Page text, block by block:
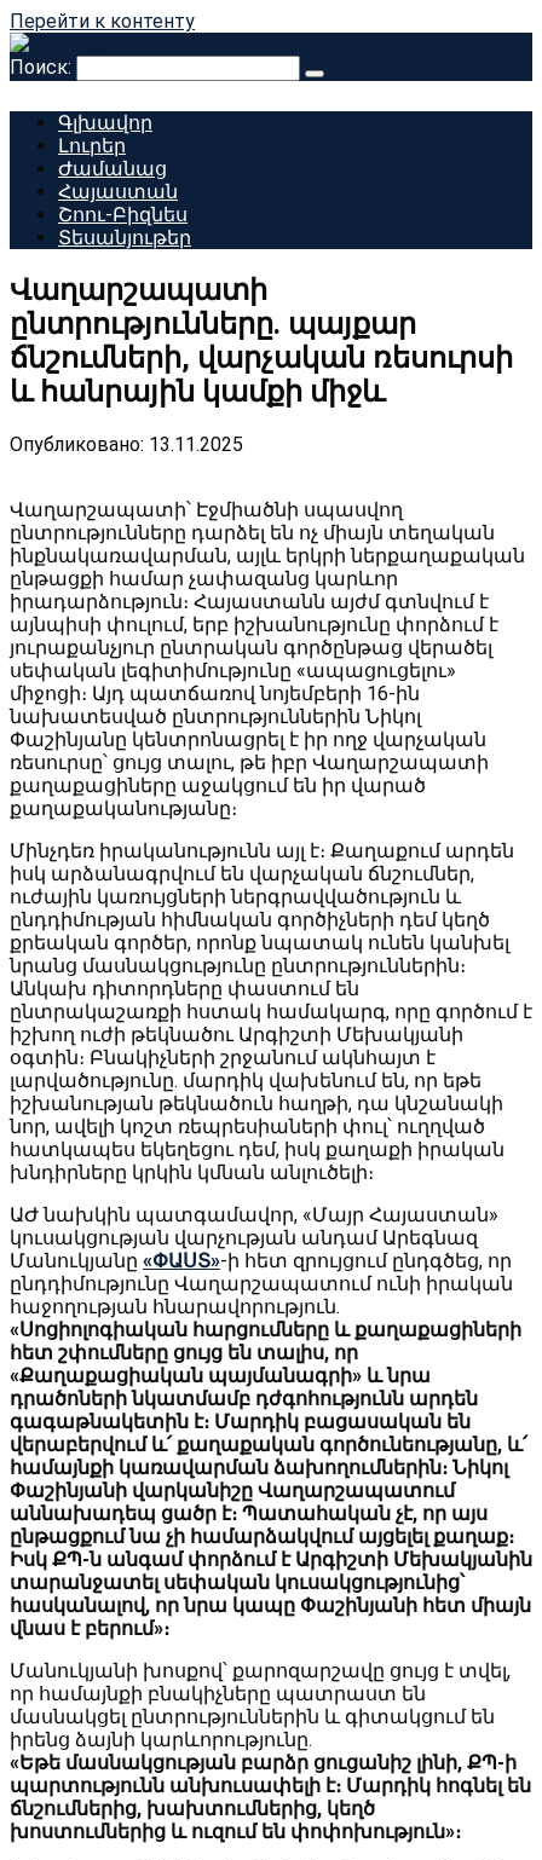
Перейти к контенту
Поиск:
Գլխավոր
Լուրեր
Ժամանաց
Հայաստան
Շոու-Բիզնես
Տեսանյութեր
Վաղարշապատի
ընտրությունները. պայքար
ճնշումների, վարչական ռեսուրսի
և հանրային կամքի միջև
Опубликовано: 13.11.2025
Վաղարշապատի՝ Էջմիածնի սպասվող
ընտրությունները դարձել են ոչ միայն տեղական
ինքնակառավարման, այլև երկրի ներքաղաքական
ընթացքի համար չափազանց կարևոր
իրադարձություն։ Հայաստանն այժմ գտնվում է
այնպիսի փուլում, երբ իշխանությունը փորձում է
յուրաքանչյուր ընտրական գործընթաց վերածել
սեփական լեգիտիմությունը «ապացուցելու»
միջոցի։ Այդ պատճառով նոյեմբերի 16-ին
նախատեսված ընտրություններին Նիկոլ
Փաշինյանը կենտրոնացրել է իր ողջ վարչական
ռեսուրսը՝ ցույց տալու, թե իբր Վաղարշապատի
քաղաքացիները աջակցում են իր վարած
քաղաքականությանը։
Մինչդեռ իրականությունն այլ է։ Քաղաքում արդեն
իսկ արձանագրվում են վարչական ճնշումներ,
ուժային կառույցների ներգրավվածություն և
ընդդիմության հիմնական գործիչների դեմ կեղծ
քրեական գործեր, որոնք նպատակ ունեն կանխել
նրանց մասնակցությունը ընտրություններին։
Անկախ դիտորդները փաստում են
ընտրակաշառքի հստակ համակարգ, որը գործում է
իշխող ուժի թեկնածու Արգիշտի Մեխակյանի
օգտին։ Բնակիչների շրջանում ակնհայտ է
լարվածությունը. մարդիկ վախենում են, որ եթե
իշխանության թեկնածուն հաղթի, դա կնշանակի
նոր, ավելի կոշտ ռեպրեսիաների փուլ՝ ուղղված
հատկապես եկեղեցու դեմ, իսկ քաղաքի իրական
խնդիրները կրկին կմնան անլուծելի։
ԱԺ նախկին պատգամավոր, «Մայր Հայաստան»
կուսակցության վարչության անդամ Արեգնազ
Մանուկյանը «ՓԱՍՏ»-ի հետ զրույցում ընդգծեց, որ
ընդդիմությունը Վաղարշապատում ունի իրական
հաջողության հնարավորություն․
«Սոցիոլոգիական հարցումները և քաղաքացիների
հետ շփումները ցույց են տալիս, որ
«Քաղաքացիական պայմանագրի» և նրա
դրածոների նկատմամբ դժգոհությունն արդեն
գագաթնակետին է։ Մարդիկ բացասական են
վերաբերվում և՛ քաղաքական գործունեությանը, և՛
համայնքի կառավարման ձախողումներին։ Նիկոլ
Փաշինյանի վարկանիշը Վաղարշապատում
աննախադեպ ցածր է։ Պատահական չէ, որ այս
ընթացքում նա չի համարձակվում այցելել քաղաք։
Իսկ ՔՊ-ն անգամ փորձում է Արգիշտի Մեխակյանին
տարանջատել սեփական կուսակցությունից՝
հասկանալով, որ նրա կապը Փաշինյանի հետ միայն
վնաս է բերում»։
Մանուկյանի խոսքով՝ քարոզարշավը ցույց է տվել,
որ համայնքի բնակիչները պատրաստ են
մասնակցել ընտրություններին և գիտակցում են
իրենց ձայնի կարևորությունը.
«Եթե մասնակցության բարձր ցուցանիշ լինի, ՔՊ-ի
պարտությունն անխուսափելի է։ Մարդիկ հոգնել են
ճնշումներից, խախտումներից, կեղծ
խոստումներից և ուզում են փոփոխություն»։